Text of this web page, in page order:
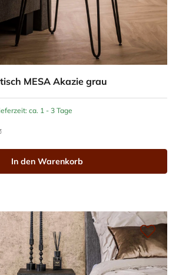
MESA Akazie grau
ca. 1 - 3 Tage
In den Warenkorb